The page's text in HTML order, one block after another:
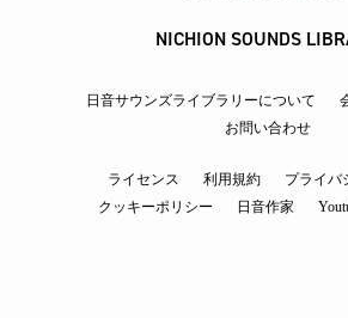
NICHION SOUNDS
日音サウンズライブラリーについて
お問い合わせ
ライセンス 利用規約
プライバ
クッキーポリシー
日音作家